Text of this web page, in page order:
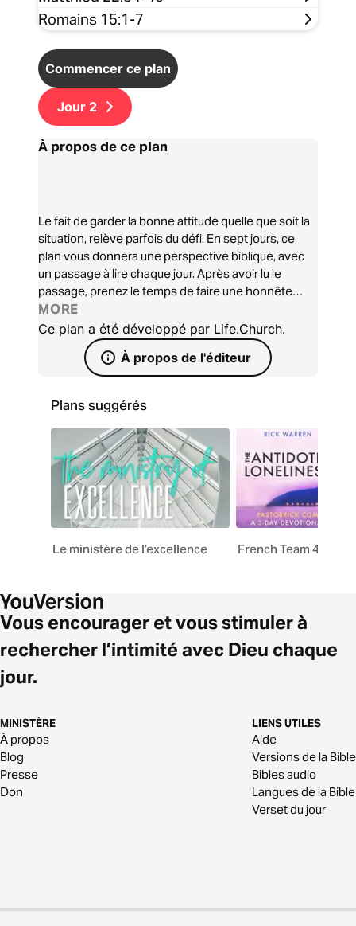
Romains 15:1-7
Commencer ce plan
Jour 2
À propos de ce plan
Le fait de garder la bonne attitude quelle que soit la
situation, relève parfois du défi. En sept jours, ce
plan vous donnera une perspective biblique, avec
un passage à lire chaque jour. Après avoir lu le
passage, prenez le temps de faire une honnête
introspection, et laissez Dieu vous guider dans votre
situation.
MORE
Ce plan a été développé par Life.Church.
À propos de l'éditeur
Plans suggérés
Le ministère de l’excellence French Team 4
Vous encourager et vous stimuler à
rechercher l’intimité avec Dieu chaque
jour.
MINISTÈRE
À propos
Blog
Presse
Don
LIENS UTILES
Aide
Versions de la Bible
Bibles audio
Langues de la Bible
Verset du jour